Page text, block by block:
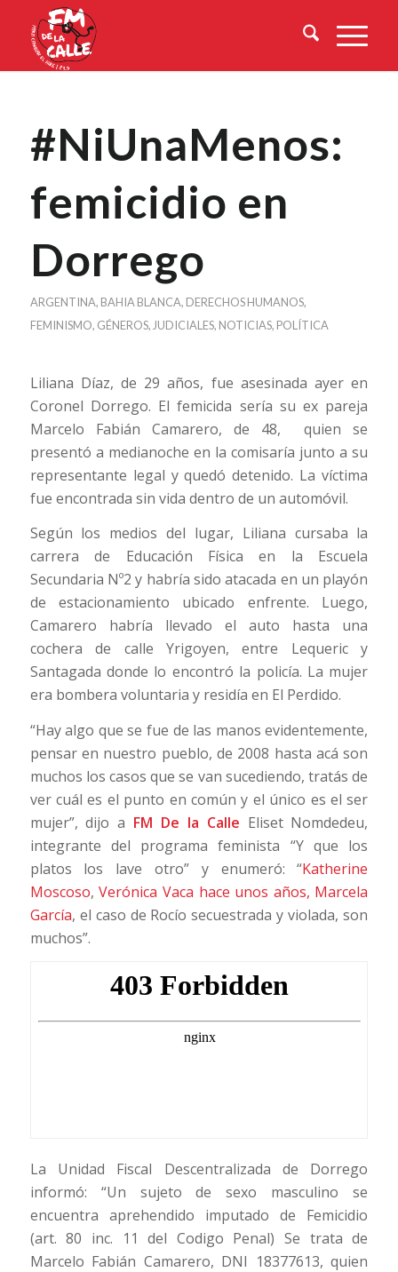
#NiUnaMenos:
femicidio en
Dorrego
ARGENTINA, BAHIA BLANCA, DERECHOS HUMANOS,
FEMINISMO, GÉNEROS, JUDICIALES, NOTICIAS, POLÍTICA
Liliana Díaz, de 29 años, fue asesinada ayer en
Coronel Dorrego. El femicida sería su ex pareja
Marcelo Fabián Camarero, de 48, quien se
presentó a medianoche en la comisaría junto a su
representante legal y quedó detenido. La víctima
fue encontrada sin vida dentro de un automóvil.
Según los medios del lugar, Liliana cursaba la
carrera de Educación Física en la Escuela
Secundaria Nº2 y habría sido atacada en un playón
de estacionamiento ubicado enfrente. Luego,
Camarero habría llevado el auto hasta una
cochera de calle Yrigoyen, entre Lequeric y
Santagada donde lo encontró la policía. La mujer
era bombera voluntaria y residía en El Perdido.
“Hay algo que se fue de las manos evidentemente,
pensar en nuestro pueblo, de 2008 hasta acá son
muchos los casos que se van sucediendo, tratás de
ver cuál es el punto en común y el único es el ser
mujer”, dijo a FM De la Calle Eliset Nomdedeu,
integrante del programa feminista “Y que los
platos los lave otro” y enumeró: “Katherine
Moscoso,Verónica Vaca hace unos años, Marcela
García, el caso de Rocío secuestrada y violada, son
muchos”.
La Unidad Fiscal Descentralizada de Dorrego
informó: “Un sujeto de sexo masculino se
encuentra aprehendido imputado de Femicidio
(art. 80 inc. 11 del Codigo Penal) Se trata de
Marcelo Fabián Camarero, DNI 18377613, quien